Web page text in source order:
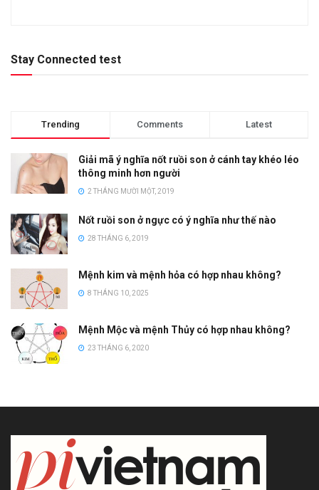
Stay Connected test
Trending Comments Latest
Giải mã ý nghĩa nốt ruồi son ở cánh tay khéo léo
thông minh hơn người
2 THÁNG MƯỜI MỘT, 2019
Nốt ruồi son ở ngực có ý nghĩa như thế nào
28 THÁNG 6, 2019
Mệnh kim và mệnh hỏa có hợp nhau không?
8 THÁNG 10, 2025
Mệnh Mộc và mệnh Thủy có hợp nhau không?
23 THÁNG 6, 2020